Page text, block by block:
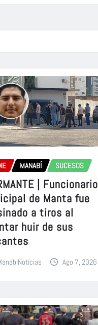
MANABÍ SUCESOS
| Funcionario
de Manta fue
a tiros al
huir de sus
Ago 7, 2026